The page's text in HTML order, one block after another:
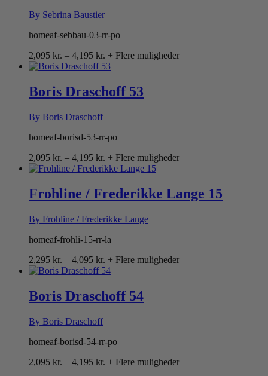
By Sebrina Baustier
homeaf-sebbau-03-rr-po
2,095 kr. – 4,195 kr. Prisinterval:
2,095 kr.
4,195 kr.
+ Flere muligheder
Boris Draschoff 53
By Boris Draschoff
homeaf-borisd-53-rr-po
2,095 kr. – 4,195 kr. Prisinterval:
2,095 kr.
4,195 kr.
+ Flere muligheder
Frohline / Frederikke Lange 15
By Frohline / Frederikke Lange
homeaf-frohli-15-rr-la
2,295 kr. – 4,095 kr. Prisinterval:
2,295 kr.
4,095 kr.
+ Flere muligheder
Boris Draschoff 54
By Boris Draschoff
homeaf-borisd-54-rr-po
2,095 kr. – 4,195 kr. Prisinterval:
+ Flere muligheder